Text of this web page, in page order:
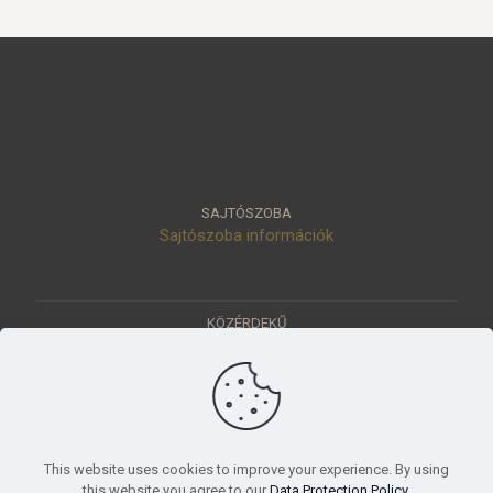
SAJTÓSZOBA
Sajtószoba információk
KÖZÉRDEKŰ
Értéktár
Pályázatok
Tudományos beszámoló, küldetésnyilatkozat
This website uses cookies to improve your experience. By using